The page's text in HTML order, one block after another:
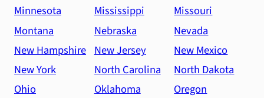
Minnesota
Mississippi
Missouri
Montana
Nebraska
Nevada
New Hampshire New Jersey
New Mexico
New York
North Carolina
North Dakota
Ohio
Oklahoma
Oregon